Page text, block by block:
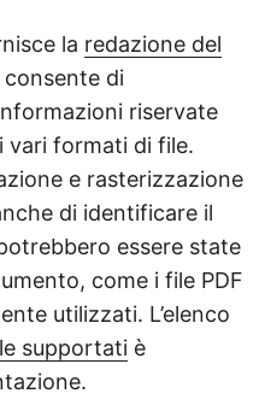
la redazione del
consente di
riservate
vari formati di file.
e rasterizzazione
di identificare il
essere state
come i file PDF
utilizzati. L’elenco
supportati è